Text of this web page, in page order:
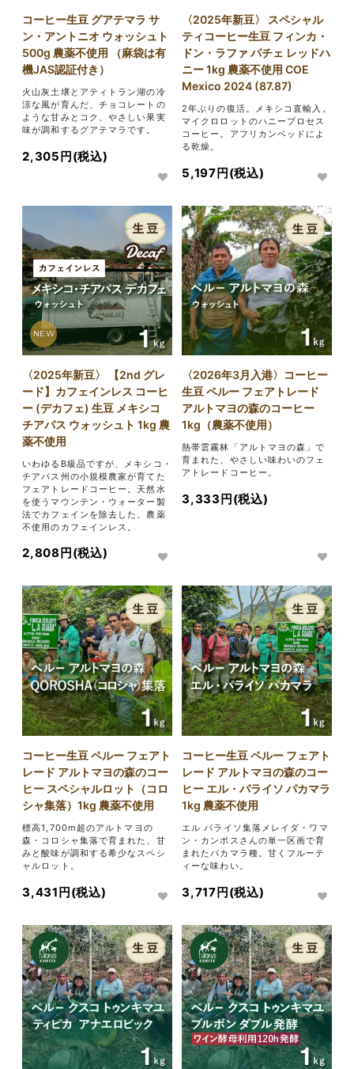
コーヒー生豆 グアテマラ サ
ン・アントニオ ウォッシュト
500g 農薬不使用 （麻袋は有
機JAS認証付き）
火山灰土壌とアティトラン湖の冷
涼な風が育んだ、チョコレートの
ような甘みとコク、やさしい果実
味が調和するグアテマラです。
2,305円(税込)
〈2025年新豆〉 スペシャル
ティコーヒー生豆 フィンカ・
ドン・ラファ パチェ レッドハ
ニー 1kg 農薬不使用 COE
Mexico 2024 (87.87)
2年ぶりの復活。メキシコ直輸入。
マイクロロットのハニープロセス
コーヒー。アフリカンベッドによ
る乾燥。
5,197円(税込)
NEW
〈2025年新豆〉 【2nd グレ
ード】カフェインレス コーヒ
ー (デカフェ) 生豆 メキシコ
チアパス ウォッシュト 1kg 農
薬不使用
いわゆるB級品ですが、メキシコ・
チアパス州の小規模農家が育てた
フェアトレードコーヒー。天然水
を使うマウンテン・ウォーター製
法でカフェインを除去した、農薬
不使用のカフェインレス。
2,808円(税込)
〈2026年3月入港〉コーヒー
生豆 ペルー フェアトレード
アルトマヨの森のコーヒー
1kg（農薬不使用）
熱帯雲霧林「アルトマヨの森」で
育まれた、やさしい味わいのフェ
アトレードコーヒー。
3,333円(税込)
コーヒー生豆 ペルー フェアト
レード アルトマヨの森のコー
ヒー スペシャルロット（コロ
シャ集落）1kg 農薬不使用
標高1,700m超のアルトマヨの
森・コロシャ集落で育まれた、甘
みと酸味が調和する希少なスペシ
ャルロット。
3,431円(税込)
コーヒー生豆 ペルー フェアト
レード アルトマヨの森のコー
ヒー エル・パライソ パカマラ
1kg 農薬不使用
エル パライソ集落メレイダ・ワマ
ン・カンポスさんの単一区画で育
まれたパカマラ種。甘くフルーテ
ィーな味わい。
3,717円(税込)